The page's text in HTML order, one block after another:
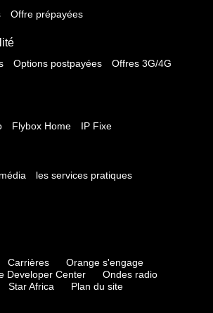
Offre prépayées
Options postpayées
Offres 3G/4G
Flybox Home IP Fixe
les services pratiques
Carrières
Orange s'engage
Developer Center
Ondes radio
Star Africa
Plan du site